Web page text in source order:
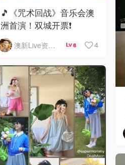
🎵《咒术回战》音乐会澳
洲首演！双城开票❗️
澳新Live资讯站 6 4